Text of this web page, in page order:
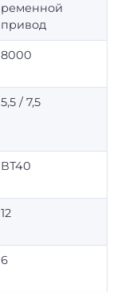
ременной
привод
8000
5,5 / 7,5
ВТ40
12
6